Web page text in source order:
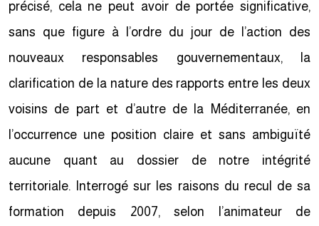
précisé, cela ne peut avoir de portée significative,
sans que figure à l’ordre du jour de l’action des
nouveaux responsables gouvernementaux, la
clarification de la nature des rapports entre les deux
voisins de part et d’autre de la Méditerranée, en
l’occurrence une position claire et sans ambiguïté
aucune quant au dossier de notre intégrité
territoriale. Interrogé sur les raisons du recul de sa
formation depuis 2007, selon l’animateur de